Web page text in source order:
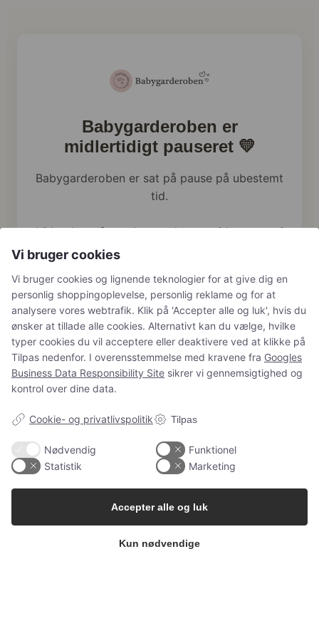
Babygarderoben er
midlertidigt pauseret 💛
Babygarderoben er sat på pause på ubestemt
tid.
Vi har brug for at bruge al vores tid og energi
på familien lige nu, og webshoppen holder
Har du tidligere bestilt hos os, håndterer vi
naturligvis stadig returneringer, reklamationer
og spørgsmål som normalt.
ms@babygarderoben.dk
Kærlige hilsner fra Mette fra Babygarderoben
Vi bruger cookies
Vi bruger cookies og lignende teknologier for at give dig en
personlig shoppingoplevelse, personlig reklame og for at
analysere vores webtrafik. Klik på 'Accepter alle og luk', hvis du
ønsker at tillade alle cookies. Alternativt kan du vælge, hvilke
typer cookies du vil acceptere eller deaktivere ved at klikke på
Tilpas nedenfor. I overensstemmelse med kravene fra Googles
Business Data Responsibility Site sikrer vi gennemsigtighed og
kontrol over dine data.
Cookie- og privatlivspolitik Tilpas
Nødvendig
Funktionel
Statistik
Marketing
Kun nødvendige
Accepter alle og luk